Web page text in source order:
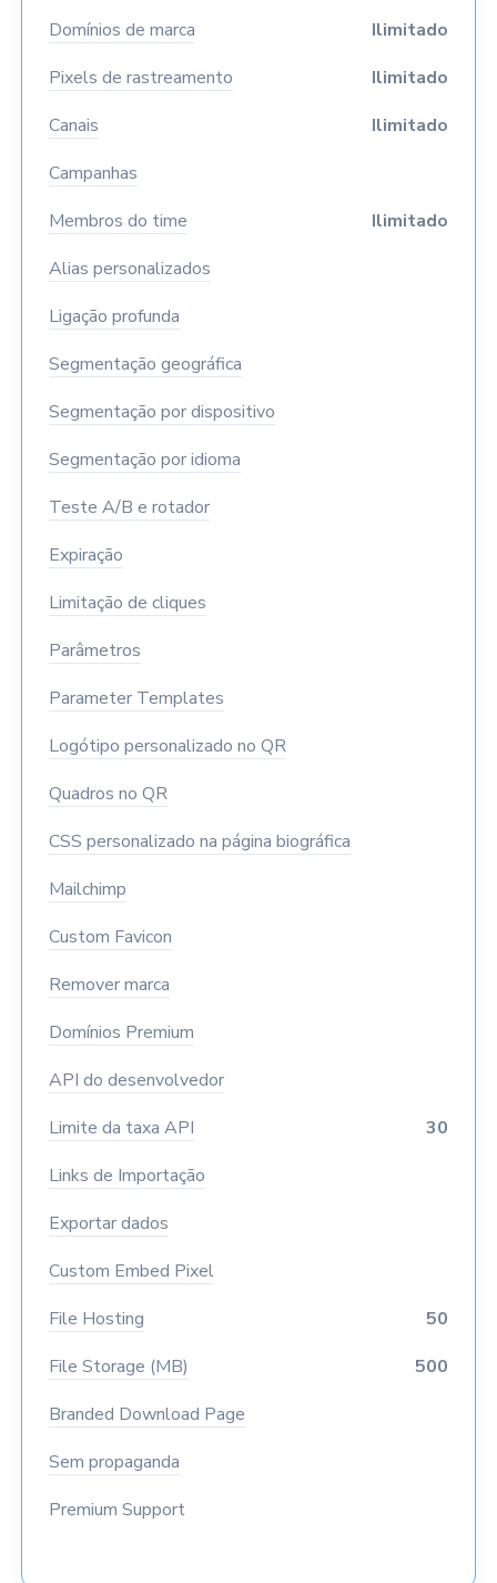
Domínios de marca
Ilimitado
Pixels de rastreamento
Ilimitado
Canais
Ilimitado
Campanhas
Membros do time
Ilimitado
Alias personalizados
Ligação profunda
Segmentação geográfica
Segmentação por dispositivo
Segmentação por idioma
Teste A/B e rotador
Expiração
Limitação de cliques
Parâmetros
Parameter Templates
Logótipo personalizado no QR
Quadros no QR
CSS personalizado na página biográfica
Mailchimp
Custom Favicon
Remover marca
Domínios Premium
API do desenvolvedor
Limite da taxa API
30
Links de Importação
Exportar dados
Custom Embed Pixel
File Hosting
50
File Storage (MB)
500
Branded Download Page
Sem propaganda
Premium Support